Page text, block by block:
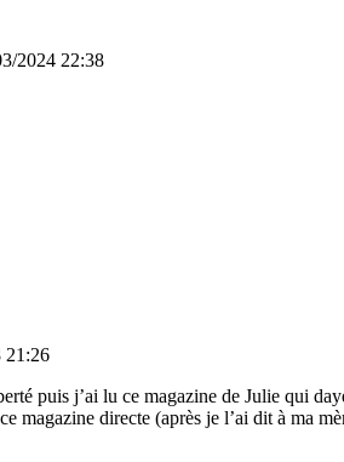
2024 22:38
21:26
puis j’ai lu ce magazine de Julie qui
magazine directe (après je l’ai dit à ma